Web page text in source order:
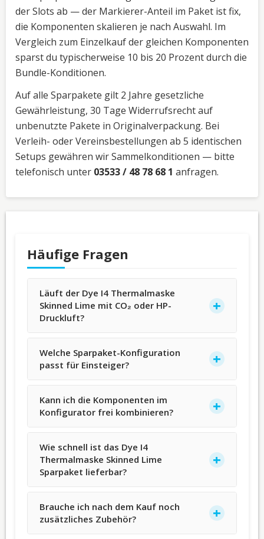
der Slots ab — der Markierer-Anteil im Paket ist fix,
die Komponenten skalieren je nach Auswahl. Im
Vergleich zum Einzelkauf der gleichen Komponenten
sparst du typischerweise 10 bis 20 Prozent durch die
Bundle-Konditionen.
Auf alle Sparpakete gilt 2 Jahre gesetzliche
Gewährleistung, 30 Tage Widerrufsrecht auf
unbenutzte Pakete in Originalverpackung. Bei
Verleih- oder Vereinsbestellungen ab 5 identischen
Setups gewähren wir Sammelkonditionen — bitte
telefonisch unter 03533 / 48 78 68 1 anfragen.
Häufige Fragen
Läuft der Dye I4 Thermalmaske
Skinned Lime mit CO₂ oder HP-
Druckluft?
Welche Sparpaket-Konfiguration
passt für Einsteiger?
Kann ich die Komponenten im
Konfigurator frei kombinieren?
Wie schnell ist das Dye I4
Thermalmaske Skinned Lime
Sparpaket lieferbar?
Brauche ich nach dem Kauf noch
zusätzliches Zubehör?